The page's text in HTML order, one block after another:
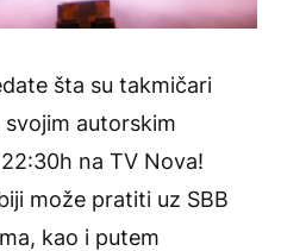
šta su takmičari
autorskim
na TV Nova!
može pratiti uz SBB
kao i putem